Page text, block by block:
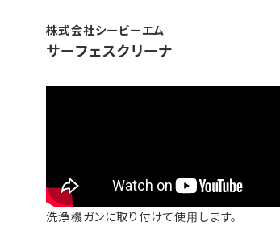
株式会社シービーエム
サーフェスクリーナ
洗浄機ガンに取り付けて使用します。